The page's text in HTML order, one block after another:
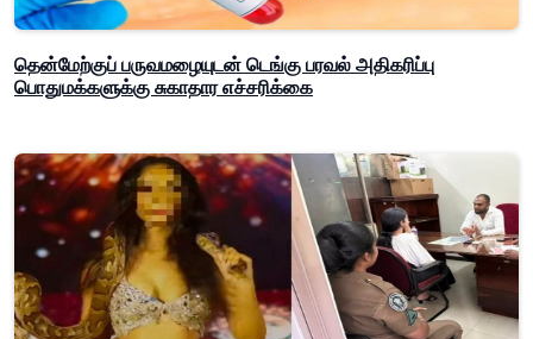
தென்மேற்குப் பருவமழையுடன் டெங்கு பரவல் அதிகரிப்பு
பொதுமக்களுக்கு சுகாதார எச்சரிக்கை